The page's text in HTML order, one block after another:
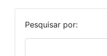
Pesquisar por: